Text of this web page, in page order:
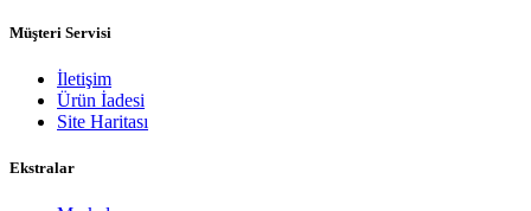
Müşteri Servisi
İletişim
Ürün İadesi
Site Haritası
Ekstralar